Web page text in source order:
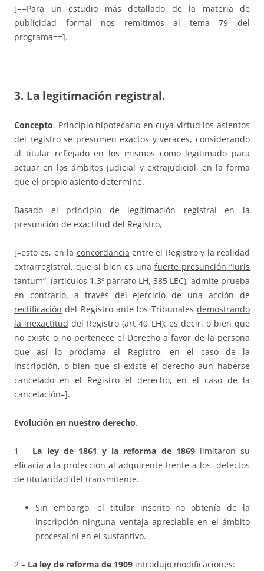
[==Para un estudio más detallado de la materia de
publicidad formal nos remitimos al tema 79 del
programa==].
3. La legitimación registral.
Concepto. Principio hipotecario en cuya virtud los asientos
del registro se presumen exactos y veraces, considerando
al titular reflejado en los mismos como legitimado para
actuar en los ámbitos judicial y extrajudicial, en la forma
que el propio asiento determine.
Basado el principio de legitimación registral en la
presunción de exactitud del Registro,
[–esto es, en la concordancia entre el Registro y la realidad
extrarregistral, que si bien es una fuerte presunción “iuris
tantum”, (artículos 1.3º párrafo LH, 385 LEC), admite prueba
en contrario, a través del ejercicio de unaacción de
rectificación del Registro ante los Tribunales demostrando
la inexactitud del Registro (art 40 LH): es decir, o bien que
no existe o no pertenece el Derecho a favor de la persona
que así lo proclama el Registro, en el caso de la
inscripción, o bien que si existe el derecho aun haberse
cancelado en el Registro el derecho, en el caso de la
cancelación–].
Evolución en nuestro derecho.
1 – La ley de 1861 y la reforma de 1869limitaron su
eficacia a la protección al adquirente frente a los defectos
de titularidad del transmitente.
Sin embargo, el titular inscrito no obtenía de la
inscripción ninguna ventaja apreciable en el ámbito
procesal ni en el sustantivo.
2 – La ley de reforma de 1909 introdujo modificaciones: